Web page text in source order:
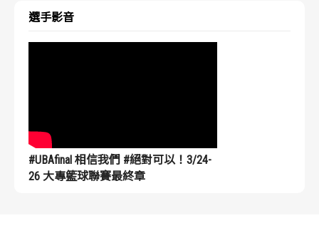
選手影音
#UBAfinal 相信我們 #絕對可以！3/24-
26 大專籃球聯賽最終章